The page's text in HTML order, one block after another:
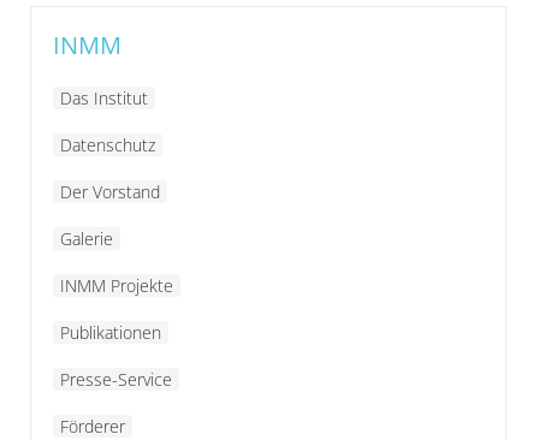
INMM
Das Institut
Datenschutz
Der Vorstand
Galerie
INMM Projekte
Publikationen
Presse-Service
Förderer